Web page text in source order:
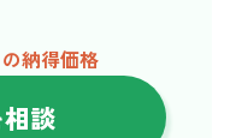
納得価格
談